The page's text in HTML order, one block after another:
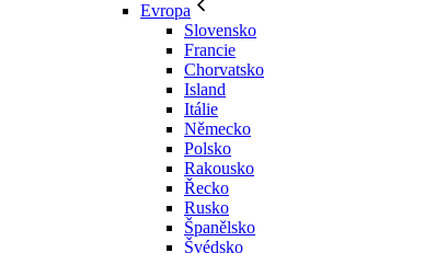
Evropa
Slovensko
Francie
Chorvatsko
Island
Itálie
Německo
Polsko
Rakousko
Řecko
Rusko
Španělsko
Švédsko